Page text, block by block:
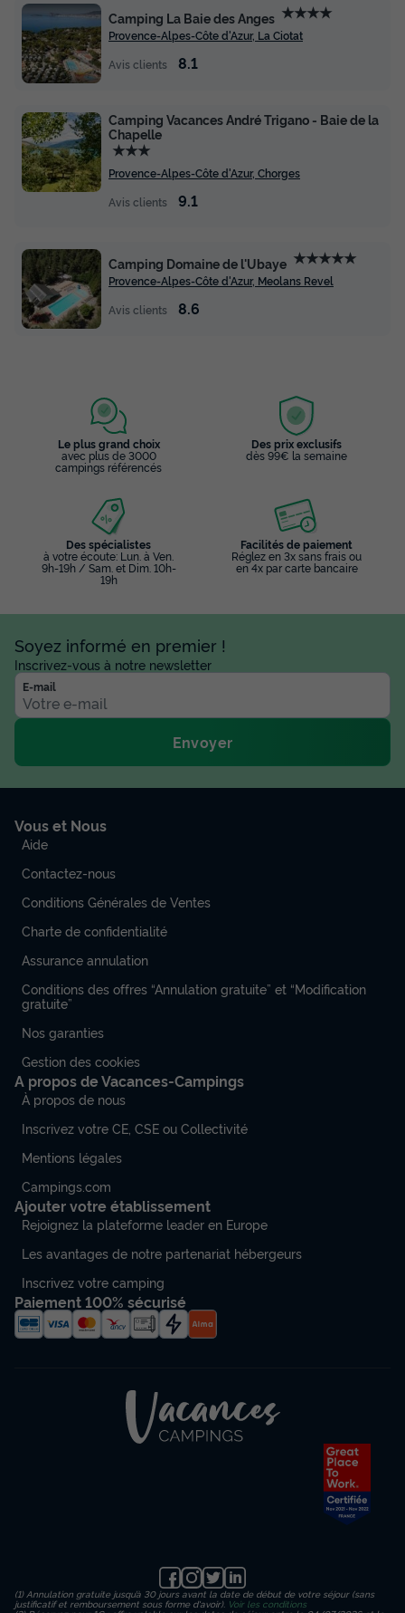
Camping La Baie des Anges ★★★★
Provence-Alpes-Côte d'Azur, La Ciotat
Avis clients
8.1
Camping Vacances André Trigano - Baie de la
Chapelle
★★★
Provence-Alpes-Côte d'Azur, Chorges
Avis clients
9.1
Camping Domaine de l'Ubaye ★★★★★
Provence-Alpes-Côte d'Azur, Meolans Revel
Avis clients
8.6
Le plus grand choix
avec plus de 3000
campings référencés
Des prix exclusifs
dès 99€ la semaine
Des spécialistes
à votre écoute: Lun. à Ven.
9h-19h / Sam. et Dim. 10h-
19h
Facilités de paiement
Réglez en 3x sans frais ou
en 4x par carte bancaire
Soyez informé en premier !
Inscrivez-vous à notre newsletter
E-mail
Envoyer
Vous et Nous
Aide
Contactez-nous
Conditions Générales de Ventes
Charte de confidentialité
Assurance annulation
Conditions des offres “Annulation gratuite” et “Modification
gratuite”
Nos garanties
Gestion des cookies
A propos de Vacances-Campings
À propos de nous
Inscrivez votre CE, CSE ou Collectivité
Mentions légales
Campings.com
Ajouter votre établissement
Rejoignez la plateforme leader en Europe
Les avantages de notre partenariat hébergeurs
Inscrivez votre camping
Paiement 100% sécurisé
(1) Annulation gratuite jusqu’à 30 jours avant la date de début de votre séjour (sans
justificatif et remboursement sous forme d'avoir). Voir les conditions